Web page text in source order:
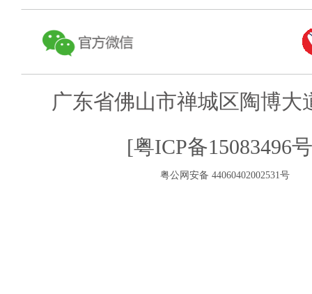
广东省佛山市禅城区陶博大
[粤ICP备15083496
粤公网安备 44060402002531号